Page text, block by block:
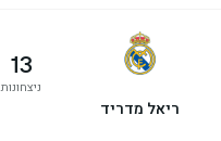
ריאל מדריד
13
ניצחונות